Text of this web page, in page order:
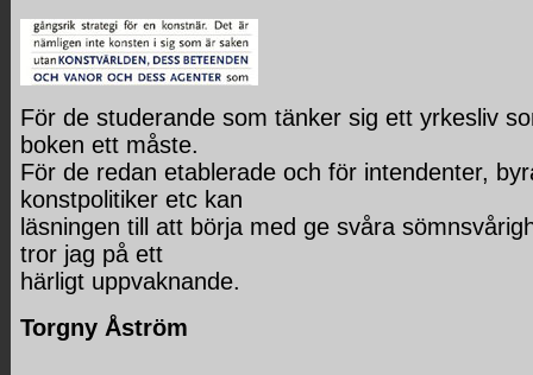
För de studerande som tänker sig ett yrkesliv
boken ett måste.
För de redan etablerade och för intendenter,
konstpolitiker etc kan
läsningen till att börja med ge svåra
tror jag på ett
härligt uppvaknande.
Torgny Åström